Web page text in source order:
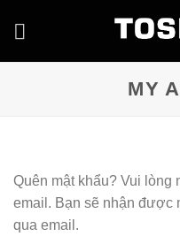
MY
Quên mật khẩu? Vui lòng
email. Bạn sẽ nhận được
qua email.